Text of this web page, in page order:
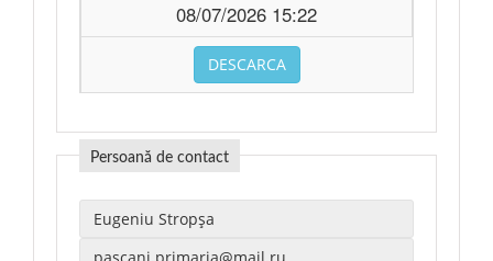
08/07/2026 15:22
DESCARCA
Persoană de contact